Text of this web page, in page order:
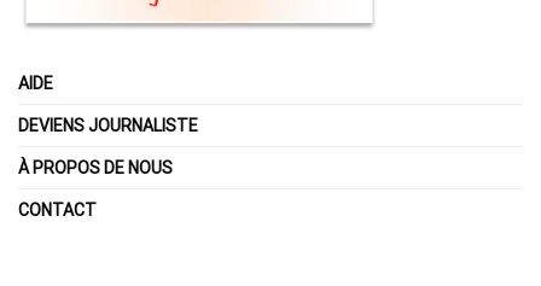
AIDE
DEVIENS JOURNALISTE
À PROPOS DE NOUS
CONTACT